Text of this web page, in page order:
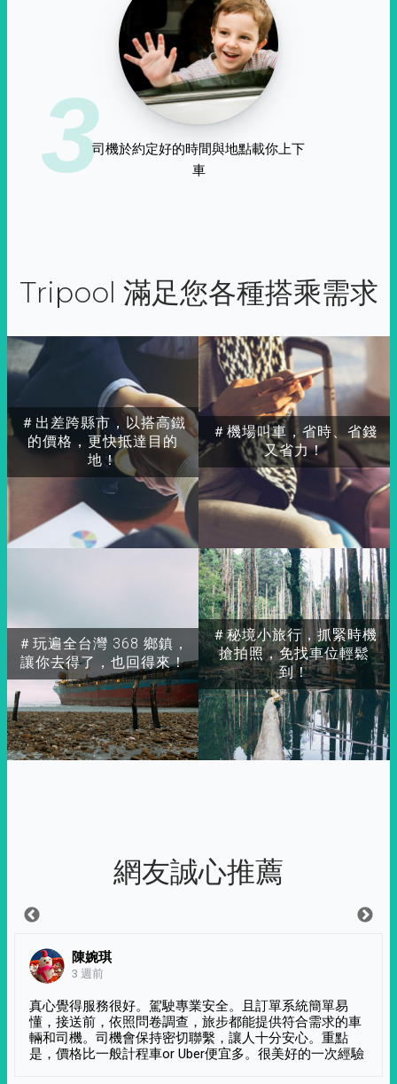
3司機於約定好的時間與地點載你上下
車
Tripool 滿足您各種搭乘需求
＃出差跨縣市，以搭高鐵
的價格，更快抵達目的
地！
＃玩遍全台灣 368 鄉鎮，
讓你去得了，也回得來！
＃秘境小旅行，抓緊時機
搶拍照，免找車位輕鬆
到！
＃機場叫車，省時、省錢
又省力！
網友誠心推薦
陳婉琪
3 週前
真心覺得服務很好。駕駛專業安全。且訂單系統簡單易
懂，接送前，依照問卷調查，旅步都能提供符合需求的車
輛和司機。司機會保持密切聯繫，讓人十分安心。重點
是，價格比一般計程車or Uber便宜多。很美好的一次經驗